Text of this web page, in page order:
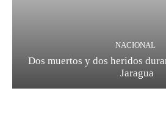
NACIONAL
Dos muertos y dos heridos
Jaragua